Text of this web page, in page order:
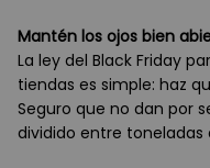
Mantén los ojos bien
La ley del Black Friday
tiendas es simple: haz
Seguro que no dan por
dividido entre